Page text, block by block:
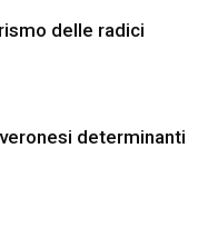
delle radici
determinanti